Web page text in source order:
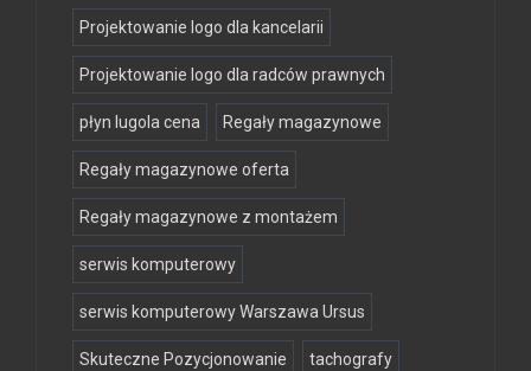
Projektowanie logo dla kancelarii
Projektowanie logo dla radców prawnych
płyn lugola cena Regały magazynowe
Regały magazynowe oferta
Regały magazynowe z montażem
serwis komputerowy
serwis komputerowy Warszawa Ursus
Skuteczne Pozycjonowanie tachografy